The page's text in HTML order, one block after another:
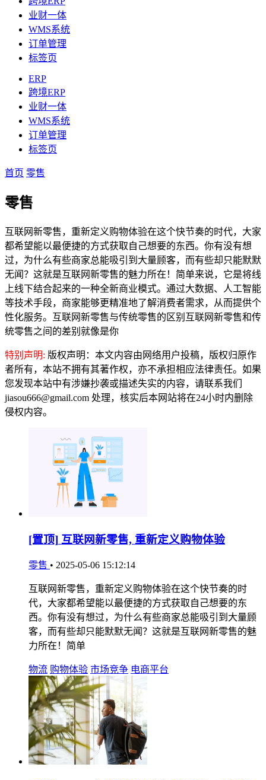
业财一体
WMS系统
订单管理
标签页
ERP
跨境ERP
业财一体
WMS系统
订单管理
标签页
首页 零售
零售
互联网新零售，重新定义购物体验在这个快节奏的时代，大家
都希望能以最便捷的方式获取自己想要的东西。你有没有想
过，为什么有些商家总能吸引到大量顾客，而有些却只能默默
无闻？这就是互联网新零售的魅力所在！简单来说，它是将线
上线下结合起来的一种全新商业模式。通过大数据、人工智能
等技术手段，商家能够更精准地了解消费者需求，从而提供个
性化服务。互联网新零售与传统零售的区别互联网新零售和传
统零售之间的差别就像是你
特别声明: 版权声明：本文内容由网络用户投稿，版权归原作
者所有，本站不拥有其著作权，亦不承担相应法律责任。如果
您发现本站中有涉嫌抄袭或描述失实的内容，请联系我们
jiasou666@gmail.com 处理，核实后本网站将在24小时内删除
侵权内容。
[置顶] 互联网新零售, 重新定义购物体验
零售 • 2025-05-06 15:12:14
互联网新零售，重新定义购物体验在这个快节奏的时
代，大家都希望能以最便捷的方式获取自己想要的东
西。你有没有想过，为什么有些商家总能吸引到大量顾
客，而有些却只能默默无闻？这就是互联网新零售的魅
力所在！简单
物流 购物体验 市场竞争 电商平台